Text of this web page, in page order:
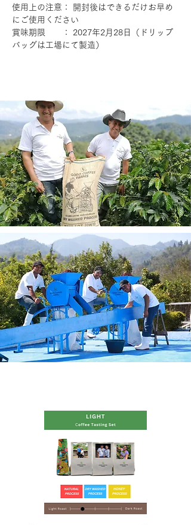
使用上の注意： 開封後はできるだけお早め
にご使用ください
賞味期限 ： 2027年2月28日（ドリップ
バッグは工場にて製造）